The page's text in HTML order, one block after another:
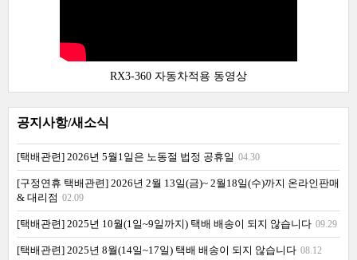
RX3-360 자동차적용 동영상
공지사항/새소식
[택배관련] 2026년 5월1일은 노동절 법정 공휴일 04.30
[구정연휴 택배관련] 2026년 2월 13일(금)~ 2월18일(수)까지 온라인판매
& 대리점 02.09
[택배관련] 2025년 10월(1일~9일까지) 택배 배송이 되지 않습니다 09.29
[택배관련] 2025년 8월(14일~17일) 택배 배송이 되지 않습니다 08.12